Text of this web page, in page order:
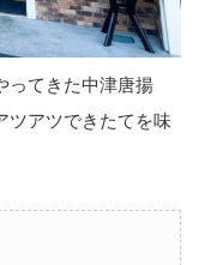
ってきた中津唐揚
ツアツできたてを味